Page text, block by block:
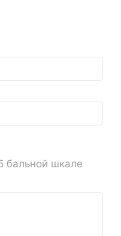
бальной шкале